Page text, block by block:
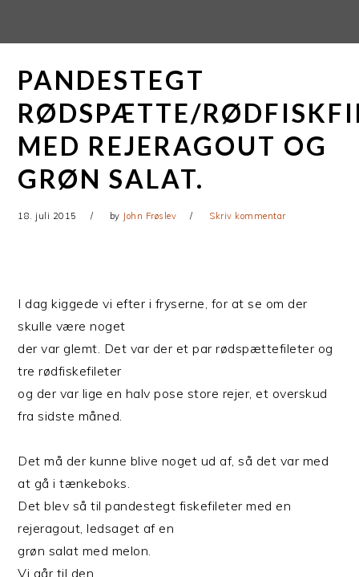
primær
navigation
PANDESTEGT
RØDSPÆTTE/
MED REJERAGOUT OG
GRØN SALAT.
18. juli 2015 by John Frøslev Skriv kommentar
I dag kiggede vi efter i fryserne, for at se om der
skulle være noget
der var glemt. Det var der et par rødspættefileter og
tre rødfiskefileter
og der var lige en halv pose store rejer, et overskud
fra sidste måned.
Det må der kunne blive noget ud af, så det var med
at gå i tænkeboks.
Det blev så til pandestegt fiskefileter med en
rejeragout, ledsaget af en
grøn salat med melon.
Vi går til den.